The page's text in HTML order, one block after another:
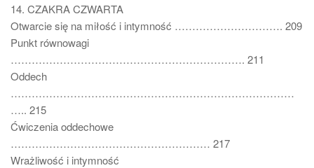
14. CZAKRA CZWARTA
Otwarcie się na miłość i intymność …………………………. 209
Punkt równowagi
…………………………………………………………. 211
Oddech
………………………………………………………………………
….. 215
Ćwiczenia oddechowe
………………………………………………… 217
Wrażliwość i intymność